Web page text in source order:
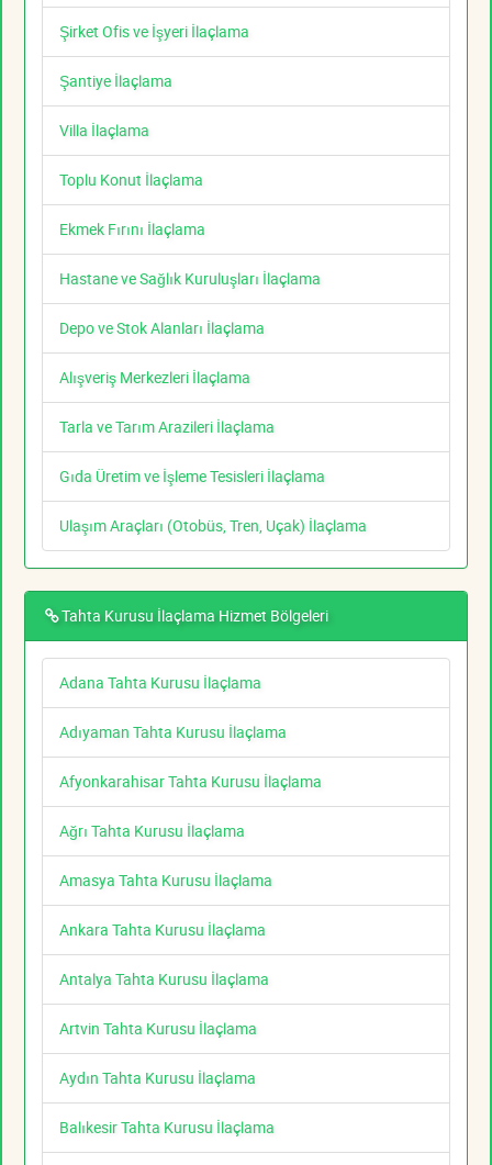
Şirket Ofis ve İşyeri İlaçlama
Şantiye İlaçlama
Villa İlaçlama
Toplu Konut İlaçlama
Ekmek Fırını İlaçlama
Hastane ve Sağlık Kuruluşları İlaçlama
Depo ve Stok Alanları İlaçlama
Alışveriş Merkezleri İlaçlama
Tarla ve Tarım Arazileri İlaçlama
Gıda Üretim ve İşleme Tesisleri İlaçlama
Ulaşım Araçları (Otobüs, Tren, Uçak) İlaçlama
Tahta Kurusu İlaçlama Hizmet Bölgeleri
Adana Tahta Kurusu İlaçlama
Adıyaman Tahta Kurusu İlaçlama
Afyonkarahisar Tahta Kurusu İlaçlama
Ağrı Tahta Kurusu İlaçlama
Amasya Tahta Kurusu İlaçlama
Ankara Tahta Kurusu İlaçlama
Antalya Tahta Kurusu İlaçlama
Artvin Tahta Kurusu İlaçlama
Aydın Tahta Kurusu İlaçlama
Balıkesir Tahta Kurusu İlaçlama